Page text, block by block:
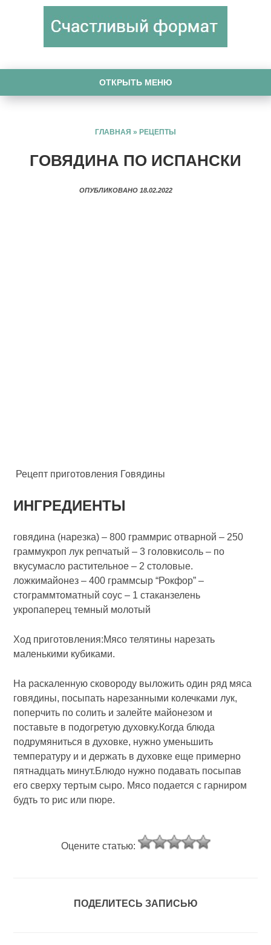
ОТКРЫТЬ МЕНЮ
ГЛАВНАЯ » РЕЦЕПТЫ
ГОВЯДИНА ПО ИСПАНСКИ
ОПУБЛИКОВАНО 18.02.2022
Рецепт приготовления Говядины
ИНГРЕДИЕНТЫ
говядина (нарезка) – 800 граммрис отварной – 250
граммукроп лук репчатый – 3 головкисоль – по
вкусумасло растительное – 2 столовые.
ложкимайонез – 400 граммсыр “Рокфор” –
стограммтоматный соус – 1 стаканзелень
укропаперец темный молотый
Ход приготовления:Мясо телятины нарезать
маленькими кубиками.
На раскаленную сковороду выложить один ряд мяса
говядины, посыпать нарезанными колечками лук,
поперчить по солить и залейте майонезом и
поставьте в подогретую духовку.Когда блюда
подрумяниться в духовке, нужно уменьшить
температуру и и держать в духовке еще примерно
пятнадцать минут.Блюдо нужно подавать посыпав
его сверху тертым сыро. Мясо подается с гарниром
будть то рис или пюре.
Оцените статью:
ПОДЕЛИТЕСЬ ЗАПИСЬЮ